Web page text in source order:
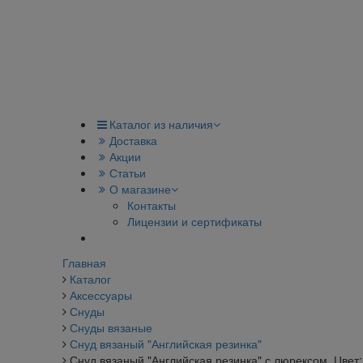
Каталог из наличия
Доставка
Акции
Статьи
О магазине
Контакты
Лицензии и сертификаты
Главная
Каталог
Аксессуары
Снуды
Снуды вязаные
Снуд вязаный "Английская резинка"
Снуд вязаный "Английская резинка" с люрексом.